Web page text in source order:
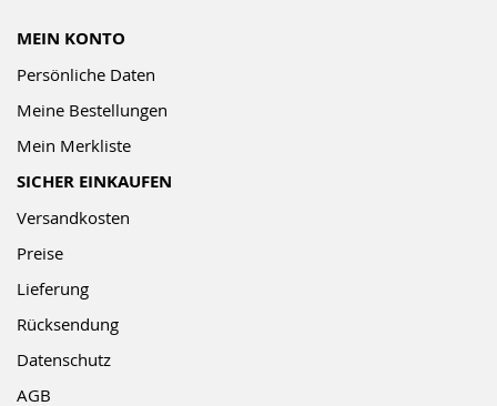
MEIN KONTO
Persönliche Daten
Meine Bestellungen
Mein Merkliste
SICHER EINKAUFEN
Versandkosten
Preise
Lieferung
Rücksendung
Datenschutz
AGB